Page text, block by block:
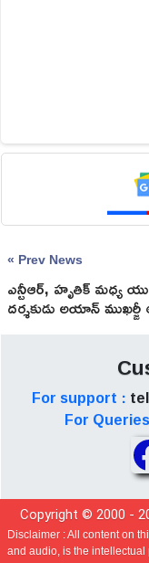
« Prev News
ఎన్టీఆర్, హృతిక్ మధ్య
దర్శకుడు అయాన్ ముఖర్జీ
వ్యాఖ్యలు!
For support :
For
Copyright © 2000 -
Disclaimer :All content on
and audio, is the intellectual